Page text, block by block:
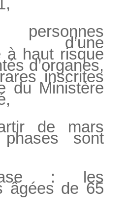
d’une
à haut risque
d’organes,
inscrites
du Ministère
de mars
sont
: les
âgées de 65